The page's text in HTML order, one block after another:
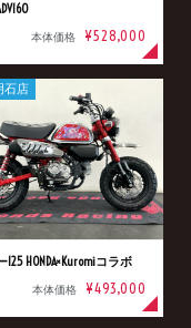
本体価格 ¥528,000
HONDA×Kuromiコラボ
本体価格 ¥493,000
石店